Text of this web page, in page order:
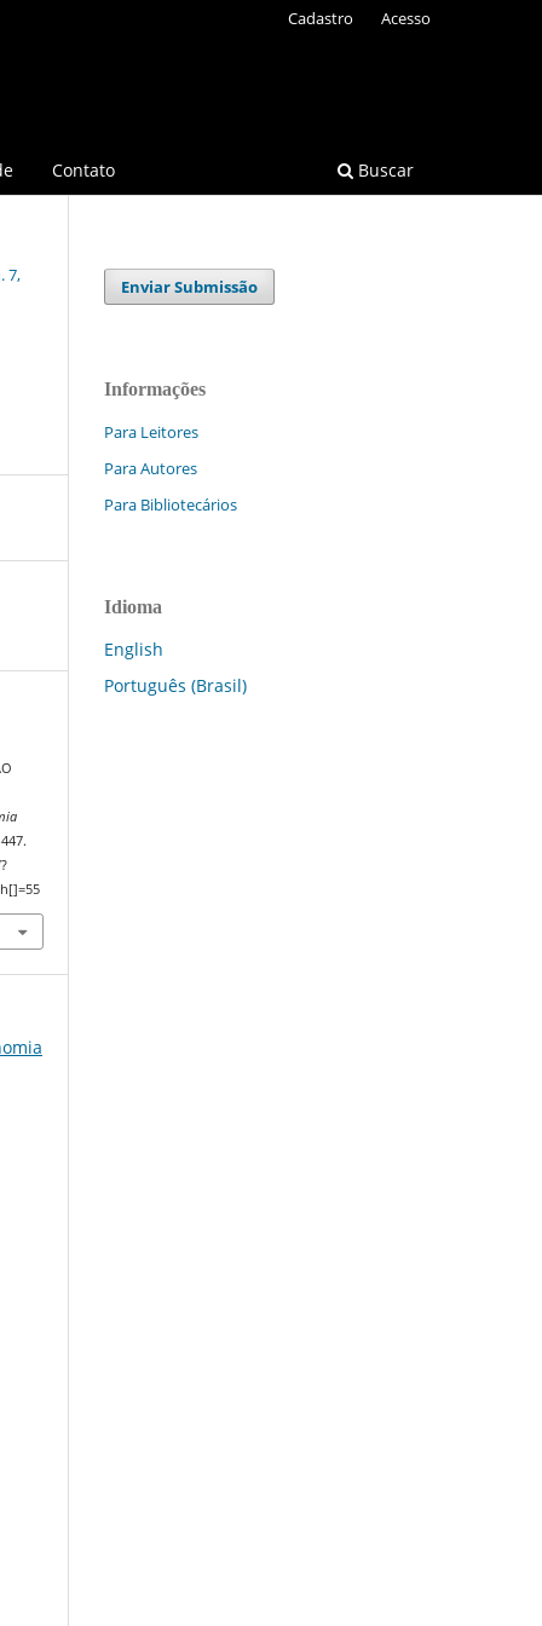
Contato Buscar
Cadastro Acesso
7,
Enviar Submissão
Informações
Para Leitores
Para Autores
Para Bibliotecários
Idioma
English
Português (Brasil)